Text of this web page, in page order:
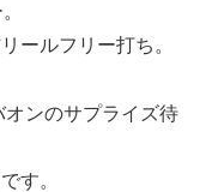
ールフリー打ち。
ンのサプライズ待
す。